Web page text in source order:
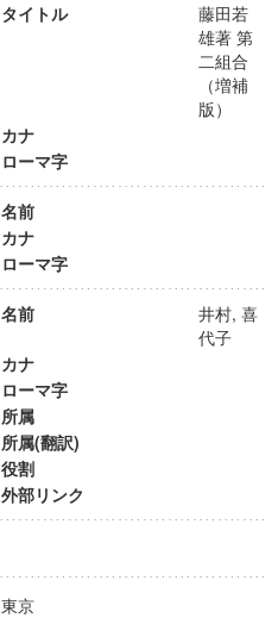
タイトル
藤田若
雄著 第
二組合
（増補
版）
カナ
ローマ字
名前
カナ
ローマ字
名前
井村, 喜
代子
カナ
ローマ字
所属
所属(翻訳)
役割
外部リンク
東京